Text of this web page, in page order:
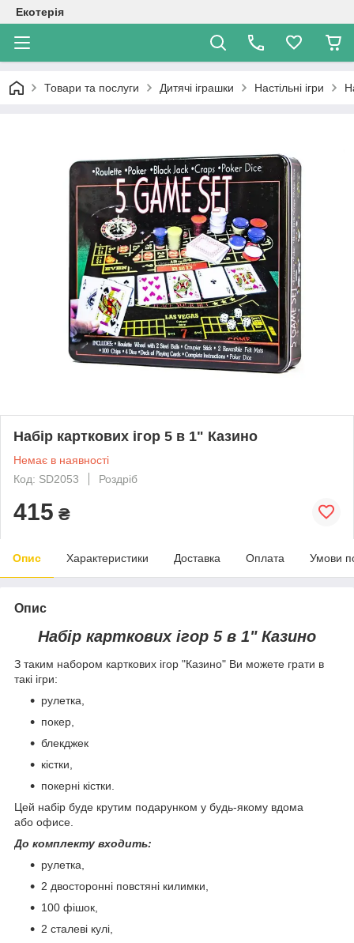
Екотерія
Товари та послуги Дитячі іграшки Настільні ігри
Набір карткових ігор 5 в 1" Казино
Немає в наявності
Код: SD2053
Роздріб
415 ₴
Опис Характеристики Доставка Оплата Умови
Опис
Набір карткових ігор 5 в 1" Казино
З таким набором карткових ігор "Казино" Ви можете грати в
такі ігри:
рулетка,
покер,
блекджек
кістки,
покерні кістки.
Цей набір буде крутим подарунком у будь-якому вдома
або офисе.
До комплекту входить:
рулетка,
2 двосторонні повстяні килимки,
100 фішок,
2 сталеві кулі,